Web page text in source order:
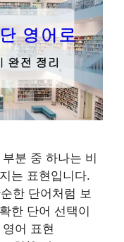
분 중 하나는 비
는 표현입니다.
한 단어처럼 보
한 단어 선택이
어 표현